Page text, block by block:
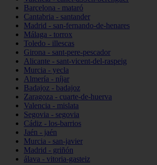
Barcelona - mataró
Cantabria - santander
Madrid - san-fernando-de-henares
Málaga - torrox
Toledo - illescas
Girona - sant-pere-pescador
Alicante - sant-vicent-del-raspeig
Murcia - yecla
Almería - níjar
Badajoz - badajoz
Zaragoza - cuarte-de-huerva
Valencia - mislata
Segovia - segovia
Cádiz - los-barrios
Jaén - jaén
Murcia - san-javier
Madrid - griñón
álava - vitoria-gasteiz